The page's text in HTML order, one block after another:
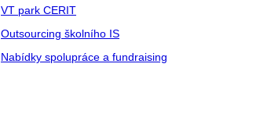
VT park CERIT
Outsourcing školního IS
Nabídky spolupráce a fundraising